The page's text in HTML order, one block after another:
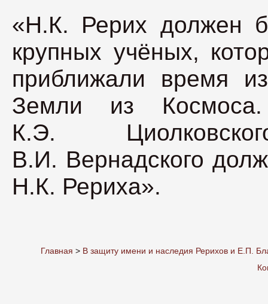
«Н.К. Рерих должен
крупных учёных,
приближали время
Земли из
К.Э.
В.И. Вернадского
Н.К. Рериха».
Главная > В защиту имени и наследия Рерихов и Е.П.